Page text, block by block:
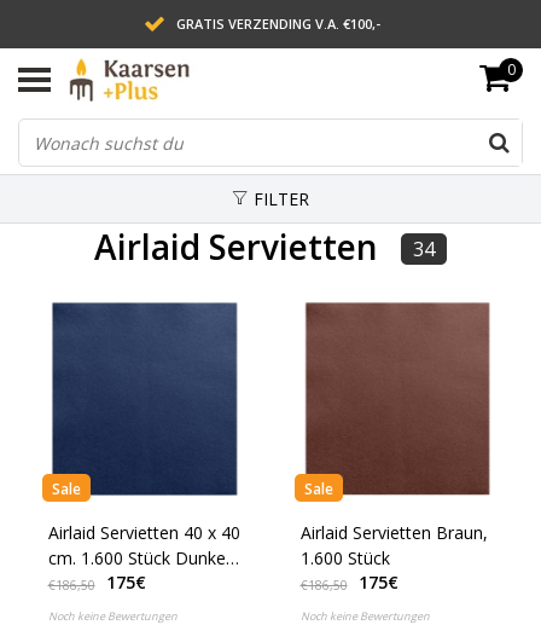
GRATIS VERZENDING V.A. €100,-
LEVERING BINNEN 2 WERKDAGEN
ACHTERAF BETALEN VIA AFTERPAY
0
FILTER
Airlaid Servietten 34
Sale
Airlaid Servietten 40 x 40
cm. 1.600 Stück Dunkel
Blau
€186,50 175€
Noch keine Bewertungen
Sale
Airlaid Servietten Braun,
1.600 Stück
€186,50 175€
Noch keine Bewertungen